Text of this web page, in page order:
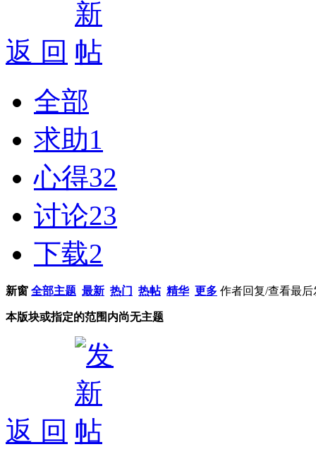
返 回
全部
求助1
心得32
讨论23
下载2
新窗 全部主题 最新 热门 热帖 精华 更多 作者回复/查看最后
本版块或指定的范围内尚无主题
返 回